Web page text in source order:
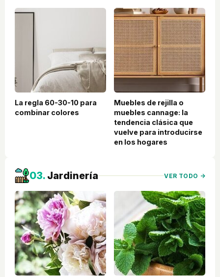
La regla 60-30-10 para
combinar colores
Muebles de rejilla o
muebles cannage: la
tendencia clásica que
vuelve para introducirse
en los hogares
03. Jardinería VER TODO →